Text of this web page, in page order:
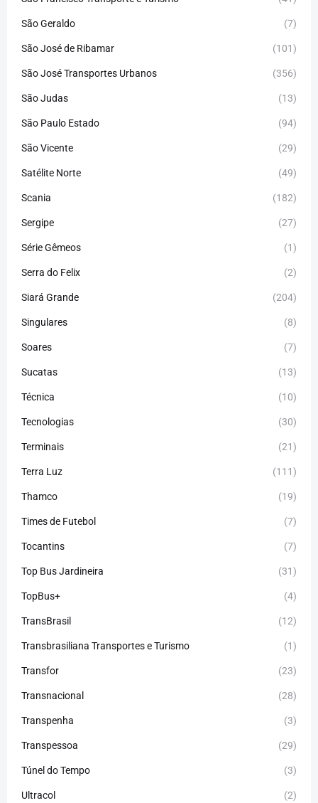
São Geraldo (7)
São José de Ribamar (101)
São José Transportes Urbanos (356)
São Judas (13)
São Paulo Estado (94)
São Vicente (29)
Satélite Norte (49)
Scania (182)
Sergipe (27)
Série Gêmeos (1)
Serra do Felix (2)
Siará Grande (204)
Singulares (8)
Soares (7)
Sucatas (13)
Técnica (10)
Tecnologias (30)
Terminais (21)
Terra Luz (111)
Thamco (19)
Times de Futebol (7)
Tocantins (7)
Top Bus Jardineira (31)
TopBus+ (4)
TransBrasil (12)
Transbrasiliana Transportes e Turismo (1)
Transfor (23)
Transnacional (28)
Transpenha (3)
Transpessoa (29)
Túnel do Tempo (3)
Ultracol (2)